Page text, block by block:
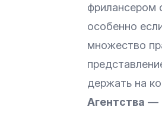
фрилансером
особенно
множество
держать на
Агентства —